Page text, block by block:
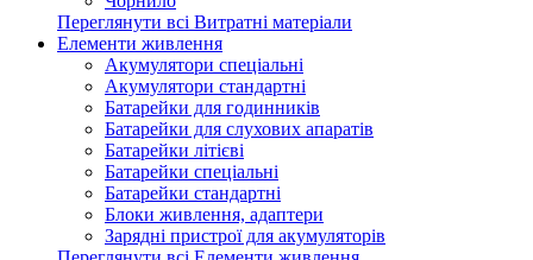
Переглянути всі Витратні матеріали
Елементи живлення
Акумулятори спеціальні
Акумулятори стандартні
Батарейки для годинників
Батарейки для слухових апаратів
Батарейки літієві
Батарейки спеціальні
Батарейки стандартні
Блоки живлення, адаптери
Зарядні пристрої для акумуляторів